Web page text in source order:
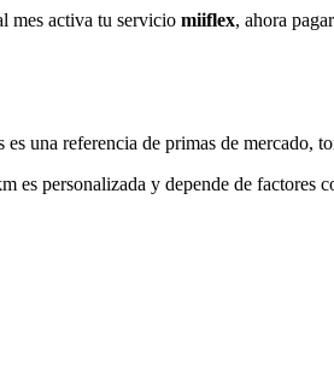
mes activa tu servicio miiflex, ahora
una referencia de primas de mercado,
es personalizada y depende de